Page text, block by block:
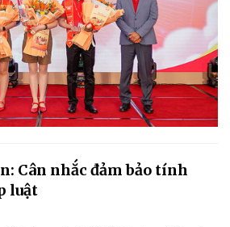
Cân nhắc đảm bảo tính
luật